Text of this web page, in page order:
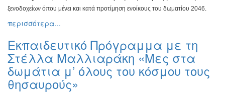
ξενοδοχείων όπου μένει και κατά προτίμηση ενοίκους του δωματίου 2046.
περισσότερα...
Εκπαιδευτικό Πρόγραμμα με τη
Στέλλα Μαλλιαράκη «Μες στα
δωμάτια μ’ όλους του κόσμου τους
θησαυρούς»